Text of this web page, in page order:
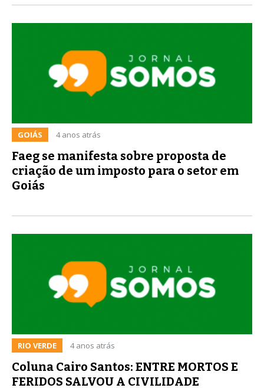
GOIÁS 4 anos atrás
Faeg se manifesta sobre proposta de
criação de um imposto para o setor em
Goiás
RIO VERDE 4 anos atrás
Coluna Cairo Santos: ENTRE MORTOS E
FERIDOS SALVOU A CIVILIDADE